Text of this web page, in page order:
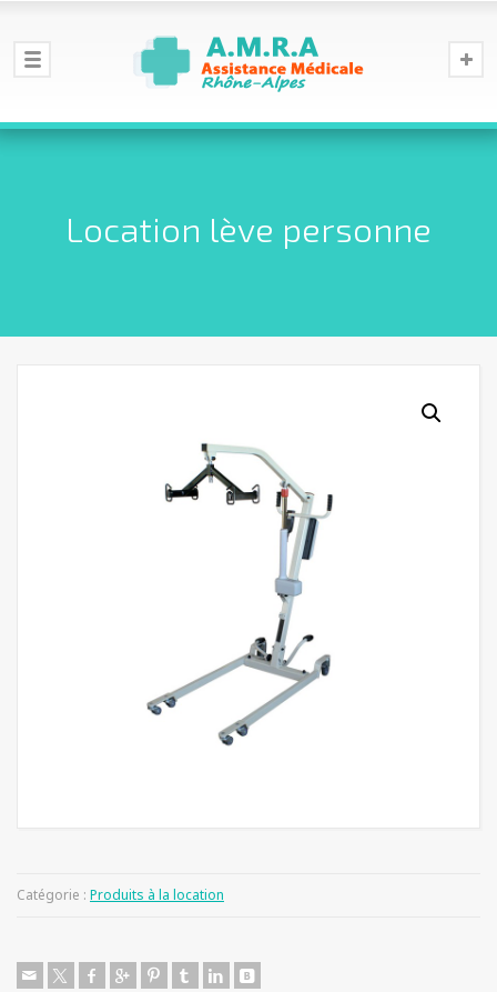
Location lève personne
Catégorie : Produits à la location